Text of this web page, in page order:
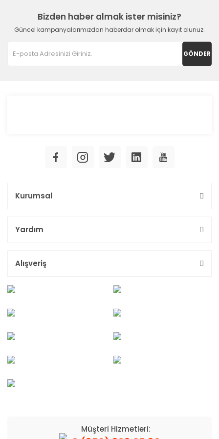
Bizden haber almak ister misiniz?
Güncel kampanyalarımızdan haberdar olmak için kayıt olunuz.
GÖNDER
Kurumsal
Yardım
Alışveriş
Müşteri Hizmetleri: